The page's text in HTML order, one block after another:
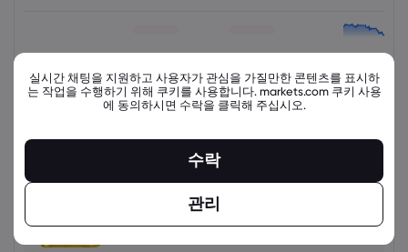
view_all_instruments
최신 교육 자료 더 보기
금 거래 방법: 금 CFD 거래 팁, XAU/USD
단기 거래 | Markets.com
실시간 채팅을 지원하고 사용자가 관심을 가질만한 콘텐츠를 표시하
는 작업을 수행하기 위해 쿠키를 사용합니다. markets.com 쿠키 사용
에 동의하시면 수락을 클릭해 주십시오.
수락
관리